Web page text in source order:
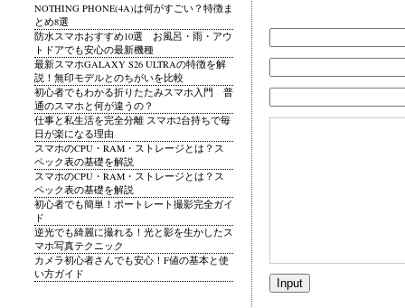
NOTHING PHONE(4A)は何がすごい？特徴ま
とめ8選
防水スマホおすすめ10選 お風呂・雨・アウ
トドアでも安心の最新機種
最新スマホGALAXY S26 ULTRAの特徴を解
説！無印モデルとのちがいを比較
初心者でもわかる折りたたみスマホ入門 普
通のスマホと何が違うの？
仕事と私生活を完全分離 スマホ2台持ちで毎
日が楽になる理由
スマホのCPU・RAM・ストレージとは？ス
ペック表の基礎を解説
スマホのCPU・RAM・ストレージとは？ス
ペック表の基礎を解説
初心者でも簡単！ポートレート撮影完全ガイ
ド
逆光でも綺麗に撮れる！光と影を生かしたス
マホ写真テクニック
カメラ初心者さんでも安心！F値の基本と使
い方ガイド